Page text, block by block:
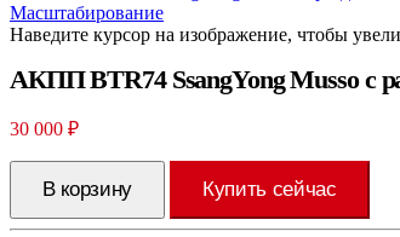
Масштабирование
Наведите курсор на изображение, чтобы
АКПП BTR74 SsangYong Musso с
30 000 ₽
В корзину Купить сейчас